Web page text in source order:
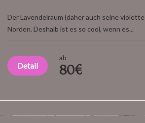
Der Lavendelraum (daher auch seine
Norden. Deshalb ist es so cool, wenn es...
Detail
ab
80€